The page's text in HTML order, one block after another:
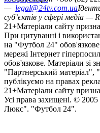
— legal@24tv.com.ua
суб’єктів у сфері медіа —
21+Матеріали сайту
При цитуванні і
на "Футбол 24"
мережі Інтернет
обов'язкове. Матеріали зі
"Партнерський
публікуємо на правах
21+Матеріали сайту
Усi права захищенi. © 2005
Люкс". "Футбол 24".